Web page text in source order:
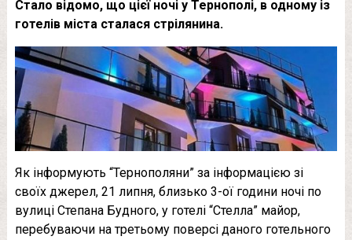
Стало відомо, що цієї ночі у Тернополі, в одному із
готелів міста сталася стрілянина.
Як інформують “Тернополяни” за інформацією зі
своїх джерел, 21 липня, близько 3-ої години ночі по
вулиці Степана Будного, у готелі “Стелла” майор,
перебуваючи на третьому поверсі даного готельного